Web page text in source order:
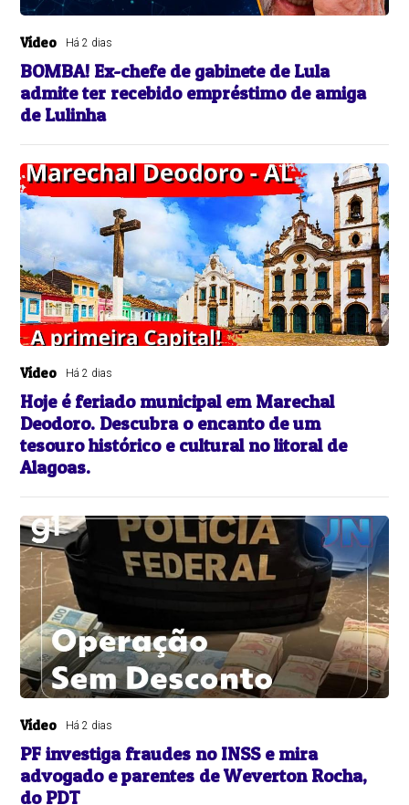
Vídeo Há 2 dias
BOMBA! Ex-chefe de gabinete de Lula
admite ter recebido empréstimo de amiga
de Lulinha
Vídeo Há 2 dias
Hoje é feriado municipal em Marechal
Deodoro. Descubra o encanto de um
tesouro histórico e cultural no litoral de
Alagoas.
Vídeo Há 2 dias
PF investiga fraudes no INSS e mira
advogado e parentes de Weverton Rocha,
do PDT